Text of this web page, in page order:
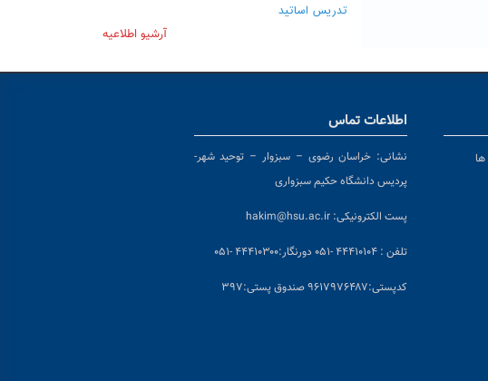
تدریس اساتید
آرشیو اطلاعیه
اطلاعات تماس
نشانی: خراسان رضوی – سبزوار – توحید شهر-
پردیس دانشگاه حکیم سبزواری
پست الکترونیکی: hakim@hsu.ac.ir
تلفن : ۴۴۴۱۰۱۰۴ -۰۵۱ دورنگار:۴۴۴۱۰۳۰۰ -۰۵۱
کدپستی:۹۶۱۷۹۷۶۴۸۷ صندوق پستی:۳۹۷